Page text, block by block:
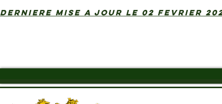
DERNIERE MISE A JOUR LE 02 FEVRIER